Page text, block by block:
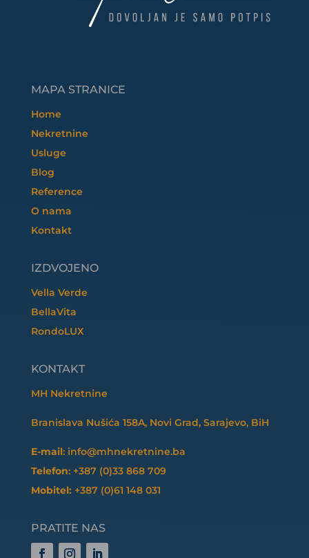
MAPA STRANICE
Home
Nekretnine
Usluge
Blog
Reference
O nama
Kontakt
IZDVOJENO
Vella Verde
BellaVita
RondoLUX
KONTAKT
MH Nekretnine
Branislava Nušića 158A, Novi Grad, Sarajevo, BiH
E-mail: info@mhnekretnine.ba
Telefon: +387 (0)33 868 709
Mobitel: +387 (0)61 148 031
PRATITE NAS